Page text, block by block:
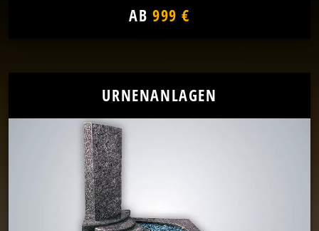
AB 999 €
URNENANLAGEN